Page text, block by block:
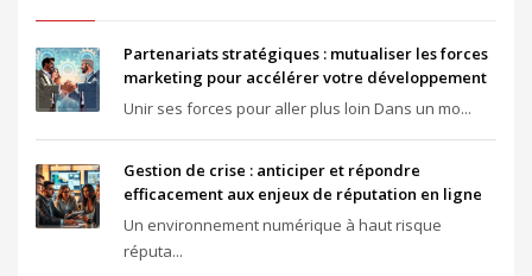
Partenariats stratégiques : mutualiser les forces
marketing pour accélérer votre développement
Unir ses forces pour aller plus loin Dans un mo...
Gestion de crise : anticiper et répondre
efficacement aux enjeux de réputation en ligne
Un environnement numérique à haut risque
réputa...